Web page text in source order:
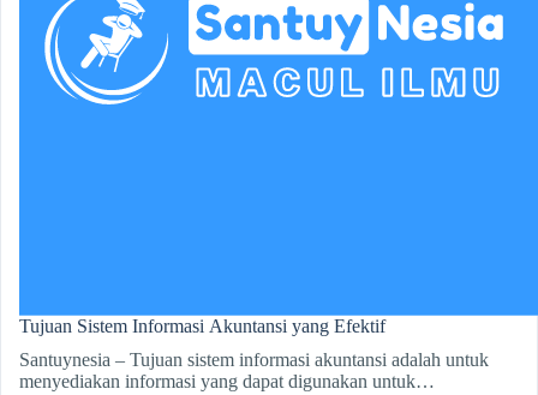
Tujuan Sistem Informasi Akuntansi yang Efektif
Santuynesia – Tujuan sistem informasi akuntansi adalah untuk
menyediakan informasi yang dapat digunakan untuk…